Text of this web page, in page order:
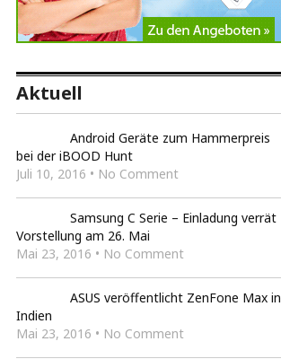
Aktuell
Android Geräte zum Hammerpreis
bei der iBOOD Hunt
Juli 10, 2016 • No Comment
Samsung C Serie – Einladung verrät
Vorstellung am 26. Mai
Mai 23, 2016 • No Comment
ASUS veröffentlicht ZenFone Max in
Indien
Mai 23, 2016 • No Comment